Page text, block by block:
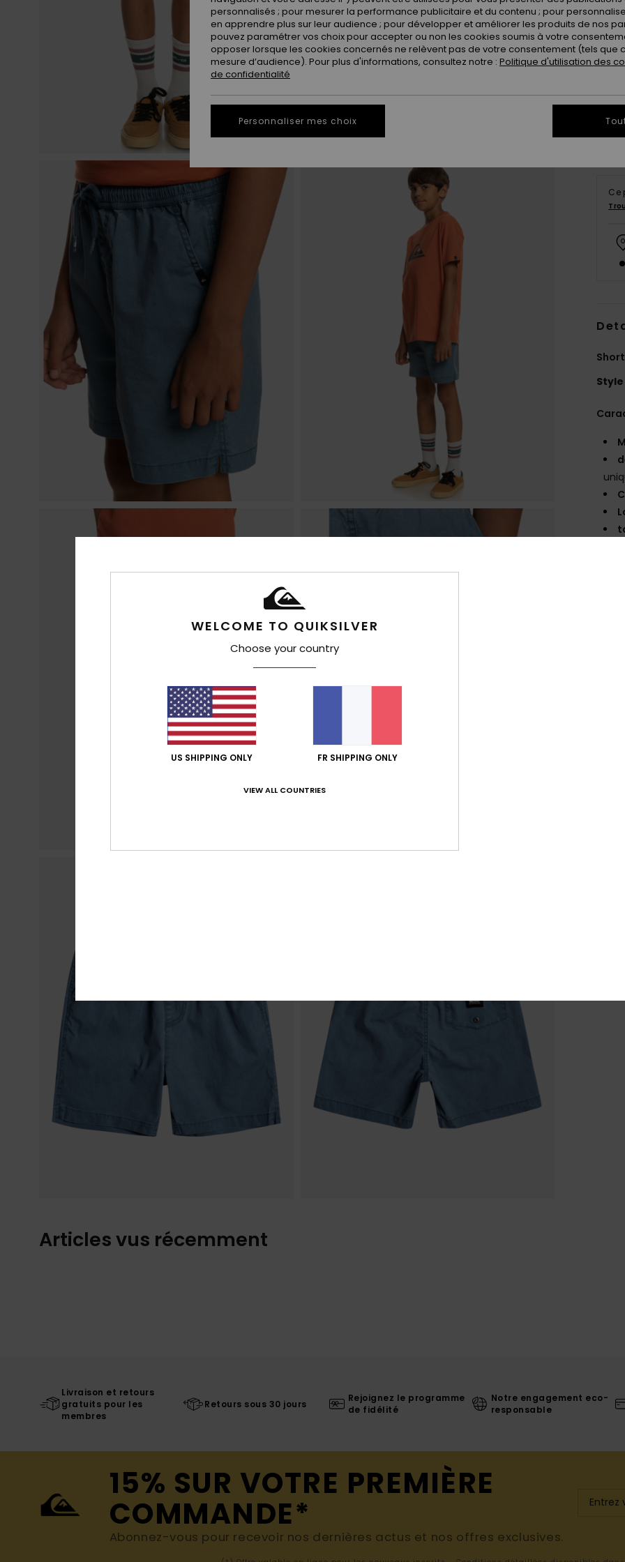
8
Ce
Style
Articles vus récemment
Livraison et retours
gratuits pour les
membres
Retours sous 30 jours
Rejoignez le programme
de fidélité
Notre engagement eco-
responsable
15% SUR VOTRE PREMIÈRE
COMMANDE*
Abonnez-vous pour recevoir nos dernières actus et nos offres exclusives.
WELCOME TO QUIKSILVER
Choose your country
US SHIPPING ONLY FR SHIPPING ONLY
VIEW ALL COUNTRIES
personnalisés ; pour mesurer la performance publicitaire et du contenu ; pour
en apprendre plus sur leur audience ; pour développer et améliorer les produits de nos
pouvez paramétrer vos choix pour accepter ou non les cookies soumis à votre
opposer lorsque les cookies concernés ne relèvent pas de votre consentement (tels que
mesure d’audience). Pour plus d'informations, consultez notre : Politique d'utilisation des
de confidentialité
Personnaliser mes choix